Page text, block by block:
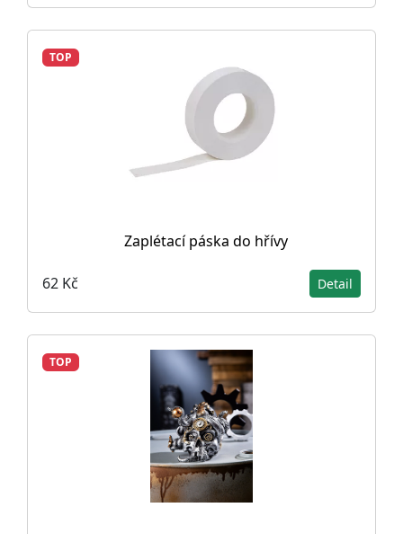
TOP
Zaplétací páska do hřívy
62 Kč Detail
TOP